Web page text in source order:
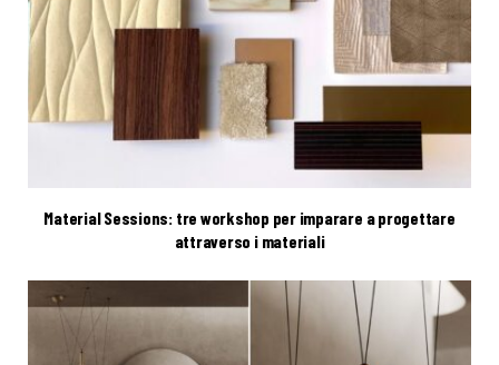
Material Sessions: tre workshop per imparare a progettare
attraverso i materiali